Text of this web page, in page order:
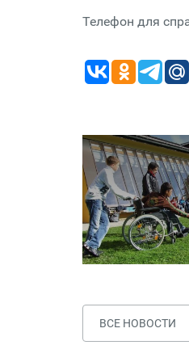
Телефон для
ВСЕ НОВОСТИ